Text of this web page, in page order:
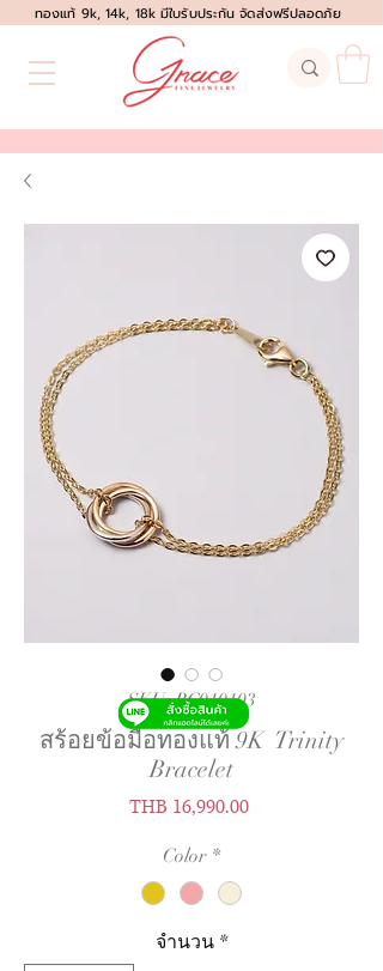
ทองแท้ 9k, 14k, 18k มีใบรับประกัน จัดส่งฟรีปลอดภัย
SKU: BC010103
สร้อยข้อมือทองแท้ 9K Trinity
Bracelet
THB 16,990.00ราคา
Color *
จำนวน *